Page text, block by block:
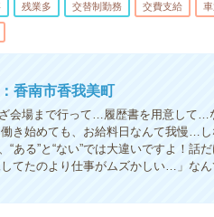
残業多 交替制勤務 交費支給
香南市香我美町
会場まで行って…履歴書を用意して…
き始めても、お給料日なんて我慢…し
ある”と“ない”では大違いですよ！話
てたのより仕事がムズかしい…」な